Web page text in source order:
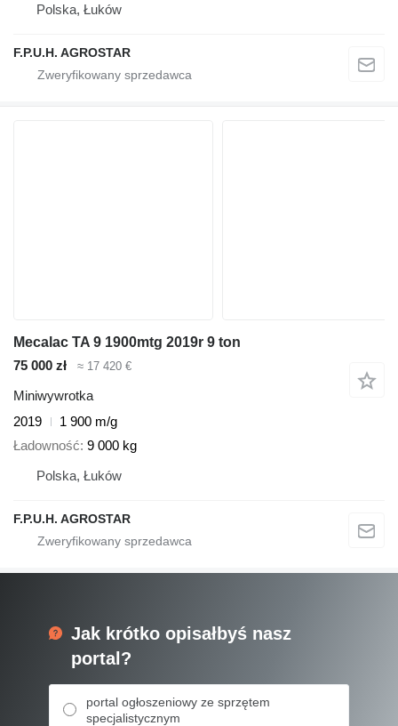
Polska, Łuków
F.P.U.H. AGROSTAR
Mecalac TA 9 1900mtg 2019r 9 ton
75 000 zł
≈ 17 420 €
Miniwywrotka
2019
1 900 m/g
Ładowność 9 000 kg
Polska, Łuków
F.P.U.H. AGROSTAR
Jak krótko opisałbyś nasz
portal?
portal ogłoszeniowy ze sprzętem
specjalistycznym